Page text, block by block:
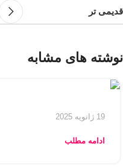
قدیمی تر
نوشته های مشابه
19 ژانویه 2025
ادامه مطلب